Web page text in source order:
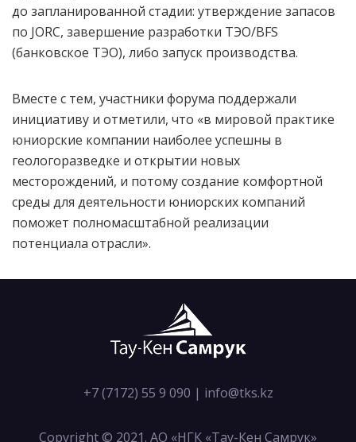
до запланированной стадии: утверждение запасов
по JORC, завершение разработки ТЭО/BFS
(банковское ТЭО), либо запуск производства.
Вместе с тем, участники форума поддержали
инициативу и отметили, что «в мировой практике
юниорские компании наиболее успешны в
геологоразведке и открытии новых
месторождений, и потому создание комфортной
среды для деятельности юниорских компаний
поможет полномасштабной реализации
потенциала отрасли».
+7 (7172) 55 9 090 | info@tks.kz
Copyright © 2021. АО «НГК «Тау-Кен Самрук»